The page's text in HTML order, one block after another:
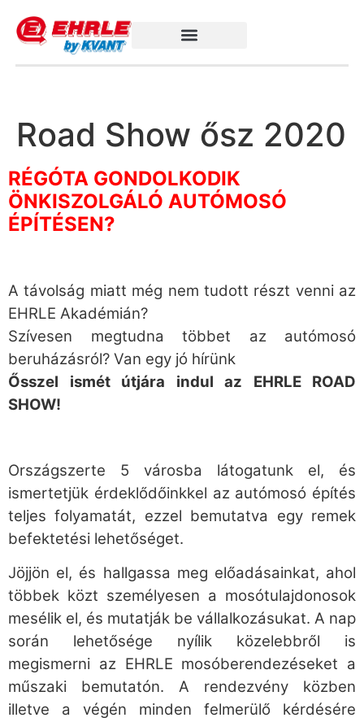
Road Show ősz 2020
RÉGÓTA GONDOLKODIK
ÖNKISZOLGÁLÓ AUTÓMOSÓ
ÉPÍTÉSEN?
A távolság miatt még nem tudott részt venni az
EHRLE Akadémián?
Szívesen megtudna többet az autómosó
beruházásról? Van egy jó hírünk
Ősszel ismét útjára indul az EHRLE ROAD
SHOW!
Országszerte 5 városba látogatunk el, és
ismertetjük érdeklődőinkkel az autómosó építés
teljes folyamatát, ezzel bemutatva egy remek
befektetési lehetőséget.
Jöjjön el, és hallgassa meg előadásainkat, ahol
többek közt személyesen a mosótulajdonosok
mesélik el, és mutatják be vállalkozásukat. A nap
során lehetősége nyílik közelebbről is
megismerni az EHRLE mosóberendezéseket a
műszaki bemutatón. A rendezvény közben
illetve a végén minden felmerülő kérdésére